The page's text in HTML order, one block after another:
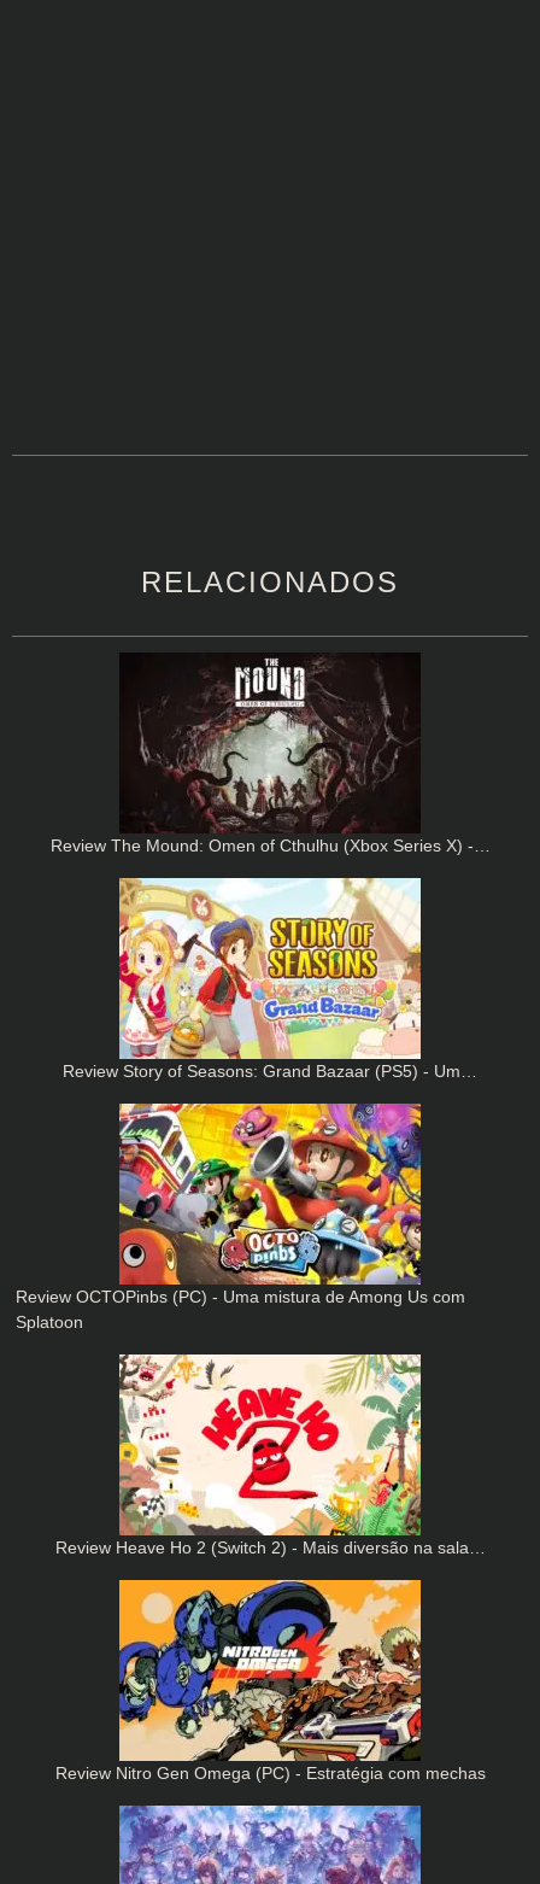
RELACIONADOS
Review The Mound: Omen of Cthulhu (Xbox Series X) -…
Review Story of Seasons: Grand Bazaar (PS5) - Um…
Review OCTOPinbs (PC) - Uma mistura de Among Us com
Splatoon
Review Heave Ho 2 (Switch 2) - Mais diversão na sala…
Review Nitro Gen Omega (PC) - Estratégia com mechas